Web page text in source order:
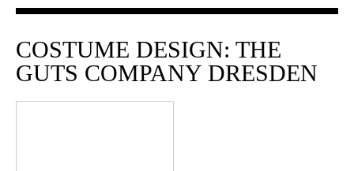
COSTUME DESIGN: THE
GUTS COMPANY DRESDEN